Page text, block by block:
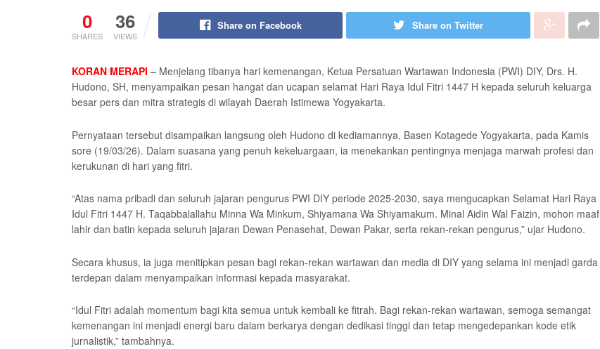
0
SHARES
36
VIEWS
Share on Facebook Share on Twitter
KORAN MERAPI – Menjelang tibanya hari kemenangan, Ketua Persatuan Wartawan Indonesia (PWI) DIY, Drs. H.
Hudono, SH, menyampaikan pesan hangat dan ucapan selamat Hari Raya Idul Fitri 1447 H kepada seluruh keluarga
besar pers dan mitra strategis di wilayah Daerah Istimewa Yogyakarta.
Pernyataan tersebut disampaikan langsung oleh Hudono di kediamannya, Basen Kotagede Yogyakarta, pada Kamis
sore (19/03/26). Dalam suasana yang penuh kekeluargaan, ia menekankan pentingnya menjaga marwah profesi dan
kerukunan di hari yang fitri.
“Atas nama pribadi dan seluruh jajaran pengurus PWI DIY periode 2025-2030, saya mengucapkan Selamat Hari Raya
Idul Fitri 1447 H. Taqabbalallahu Minna Wa Minkum, Shiyamana Wa Shiyamakum. Minal Aidin Wal Faizin, mohon maaf
lahir dan batin kepada seluruh jajaran Dewan Penasehat, Dewan Pakar, serta rekan-rekan pengurus,” ujar Hudono.
Secara khusus, ia juga menitipkan pesan bagi rekan-rekan wartawan dan media di DIY yang selama ini menjadi garda
terdepan dalam menyampaikan informasi kepada masyarakat.
“Idul Fitri adalah momentum bagi kita semua untuk kembali ke fitrah. Bagi rekan-rekan wartawan, semoga semangat
kemenangan ini menjadi energi baru dalam berkarya dengan dedikasi tinggi dan tetap mengedepankan kode etik
jurnalistik,” tambahnya.